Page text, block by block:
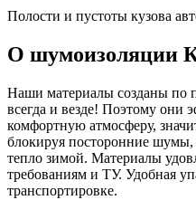
Полости и пустоты кузова
О шумоизоляции
Наши материалы созданы по
всегда и везде! Поэтому они
комфортную атмосферу,
блокируя посторонние шумы,
тепло зимой. Материалы
требованиям и ТУ. Удобная
транспортировке.